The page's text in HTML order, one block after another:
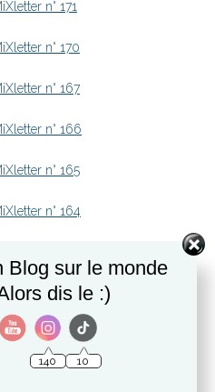
n° 171
n° 170
n° 167
n° 166
n° 165
n° 164
n° 162
n° 161
Blog sur le monde
dis le :)
140 10